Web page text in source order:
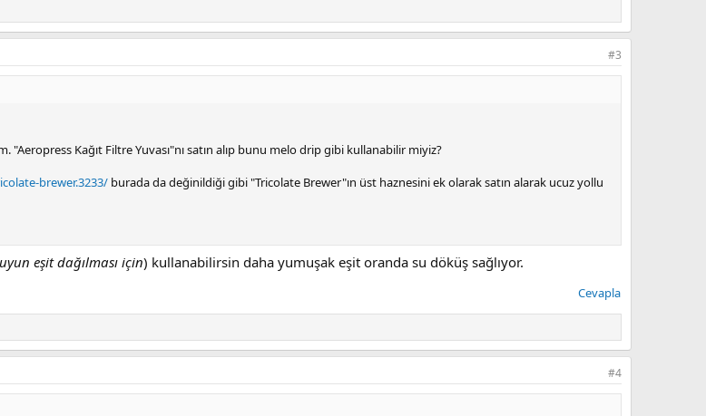
#3
"Aeropress Kağıt Filtre Yuvası"nı satın alıp bunu melo drip gibi kullanabilir miyiz?
brewer.3233/ burada da değinildiği gibi "Tricolate Brewer"ın üst haznesini ek olarak satın alarak ucuz yollu
eşit dağılması için) kullanabilirsin daha yumuşak eşit oranda su döküş sağlıyor.
Cevapla
#4